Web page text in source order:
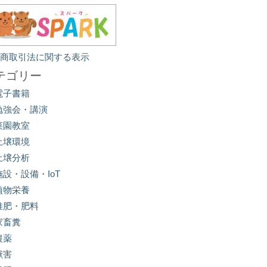
取引法に関する表示
ゴリー
子書籍
強会・講演
園教室
壌環境
壌分析
設・設備・IoT
物栄養
肥・肥料
畜糞
薬
害